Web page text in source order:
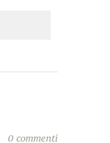
0 commenti